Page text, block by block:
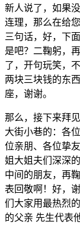
新人说了，如果
连理，那么在给
三句话，好，下
是吧？二鞠躬，
了，开句玩笑，
两块三块钱的东
座，谢谢。
那么，接下来拜
大街小巷的：各
位亲朋、各位挚
姐大姐夫们深深
中间的朋友，再
表回敬啊！好，
们大家用最热烈
的父亲 先生代表